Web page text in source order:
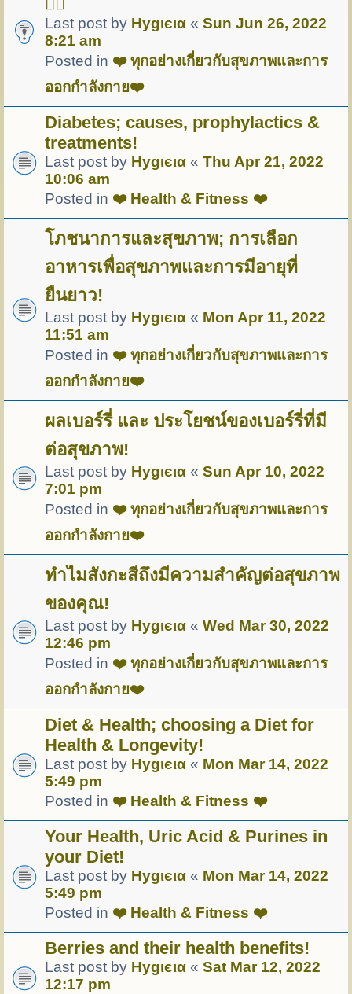
Last post by Hуgιєια « Sun Jun 26, 2022
8:21 am
Posted in ❤️ ทุกอย่างเกี่ยวกับสุขภาพและการ
ออกกำลังกาย❤️
Diabetes; causes, prophylactics &
treatments!
Last post by Hуgιєια « Thu Apr 21, 2022
10:06 am
Posted in ❤️ Health & Fitness ❤️
โภชนาการและสุขภาพ; การเลือก
อาหารเพื่อสุขภาพและการมีอายุที่
ยืนยาว!
Last post by Hуgιєια « Mon Apr 11, 2022
11:51 am
Posted in ❤️ ทุกอย่างเกี่ยวกับสุขภาพและการ
ออกกำลังกาย❤️
ผลเบอร์รี่ และ ประโยชน์ของเบอร์รี่ที่มี
ต่อสุขภาพ!
Last post by Hуgιєια « Sun Apr 10, 2022
7:01 pm
Posted in ❤️ ทุกอย่างเกี่ยวกับสุขภาพและการ
ออกกำลังกาย❤️
ทำไมสังกะสีถึงมีความสำคัญต่อสุขภาพ
ของคุณ!
Last post by Hуgιєια « Wed Mar 30, 2022
12:46 pm
Posted in ❤️ ทุกอย่างเกี่ยวกับสุขภาพและการ
ออกกำลังกาย❤️
Diet & Health; choosing a Diet for
Health & Longevity!
Last post by Hуgιєια « Mon Mar 14, 2022
5:49 pm
Posted in ❤️ Health & Fitness ❤️
Your Health, Uric Acid & Purines in
your Diet!
Last post by Hуgιєια « Mon Mar 14, 2022
5:49 pm
Posted in ❤️ Health & Fitness ❤️
Berries and their health benefits!
Last post by Hуgιєια « Sat Mar 12, 2022
12:17 pm